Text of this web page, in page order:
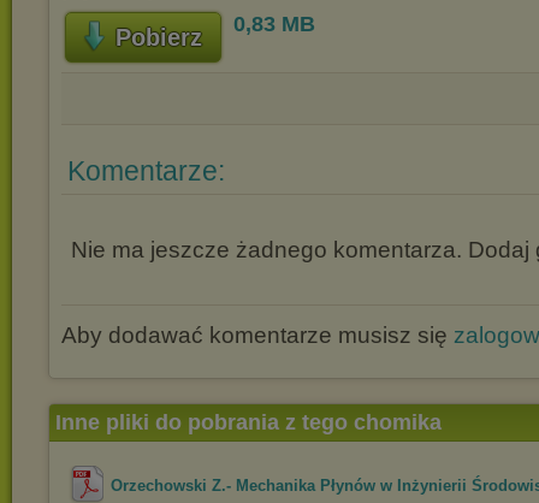
Pobierz 0,83 MB
Komentarze:
Nie ma jeszcze żadnego komentarza. Dodaj
Aby dodawać komentarze musisz się
Inne pliki do pobrania z tego chomika
Orzechowski Z.- Mechanika Płynów w Inżynierii